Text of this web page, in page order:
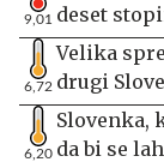
9,01 deset
6,72
Velika
drugi
6,20
Slovenka,
da bi se